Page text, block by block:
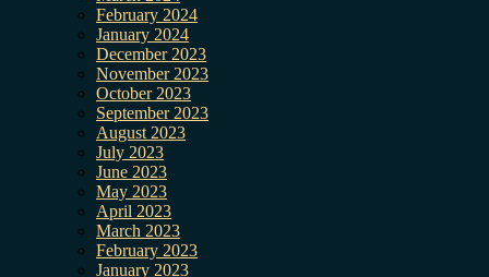
February 2024
January 2024
December 2023
November 2023
October 2023
September 2023
August 2023
July 2023
June 2023
May 2023
April 2023
March 2023
February 2023
January 2023